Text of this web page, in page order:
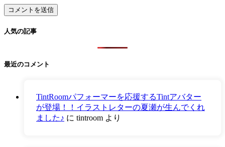
人気の記事
最近のコメント
TintRoomパフォーマーを応援するTintアバター
が登場！！イラストレターの夏瀬が生んでくれ
ました♪ に tintroom より